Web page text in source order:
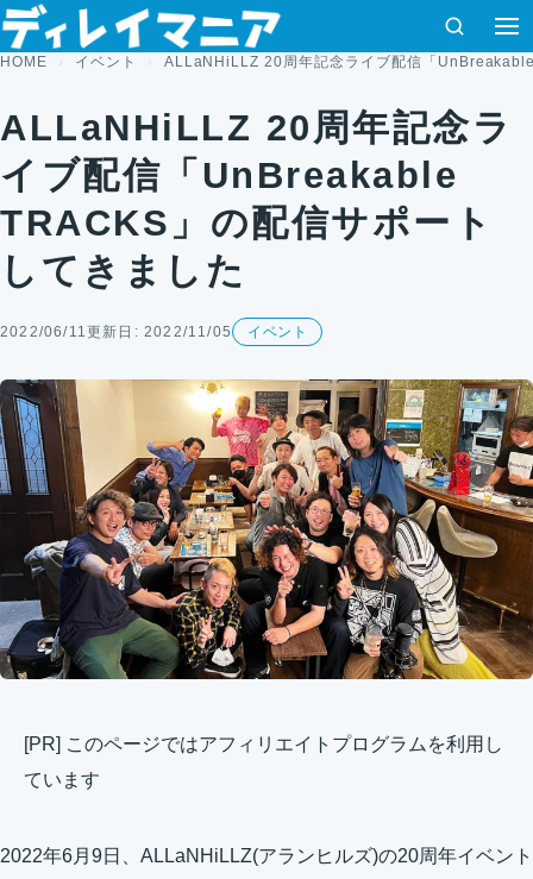
コンテンツへスキップ
検索
HOME イベント ALLaNHiLLZ 20周年記念ライブ配信「
ALLaNHiLLZ 20周年記念ラ
イブ配信「UnBreakable
TRACKS」の配信サポート
してきました
2022/06/11更新日: 2022/11/05 イベント
[PR] このページではアフィリエイトプログラムを利用し
ています
2022年6月9日、ALLaNHiLLZ(アランヒルズ)の20周年イベント